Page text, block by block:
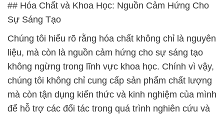
## Hóa Chất và Khoa Học: Nguồn Cảm Hứng Cho
Sự Sáng Tạo
Chúng tôi hiểu rõ rằng hóa chất không chỉ là nguyên
liệu, mà còn là nguồn cảm hứng cho sự sáng tạo
không ngừng trong lĩnh vực khoa học. Chính vì vậy,
chúng tôi không chỉ cung cấp sản phẩm chất lượng
mà còn tận dụng kiến thức và kinh nghiệm của mình
để hỗ trợ các đối tác trong quá trình nghiên cứu và